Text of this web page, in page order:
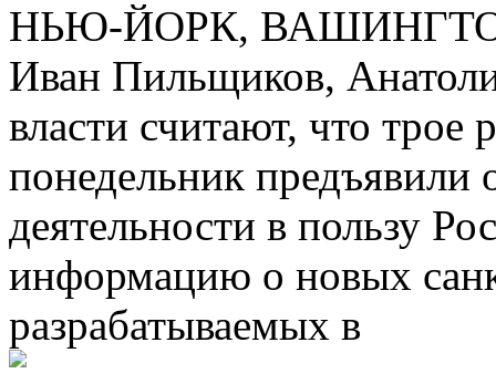
НЬЮ-ЙОРК,
Иван Пильщиков,
власти считают, что трое
понедельник предъявили
деятельности в пользу
информацию о новых
разрабатываемых в